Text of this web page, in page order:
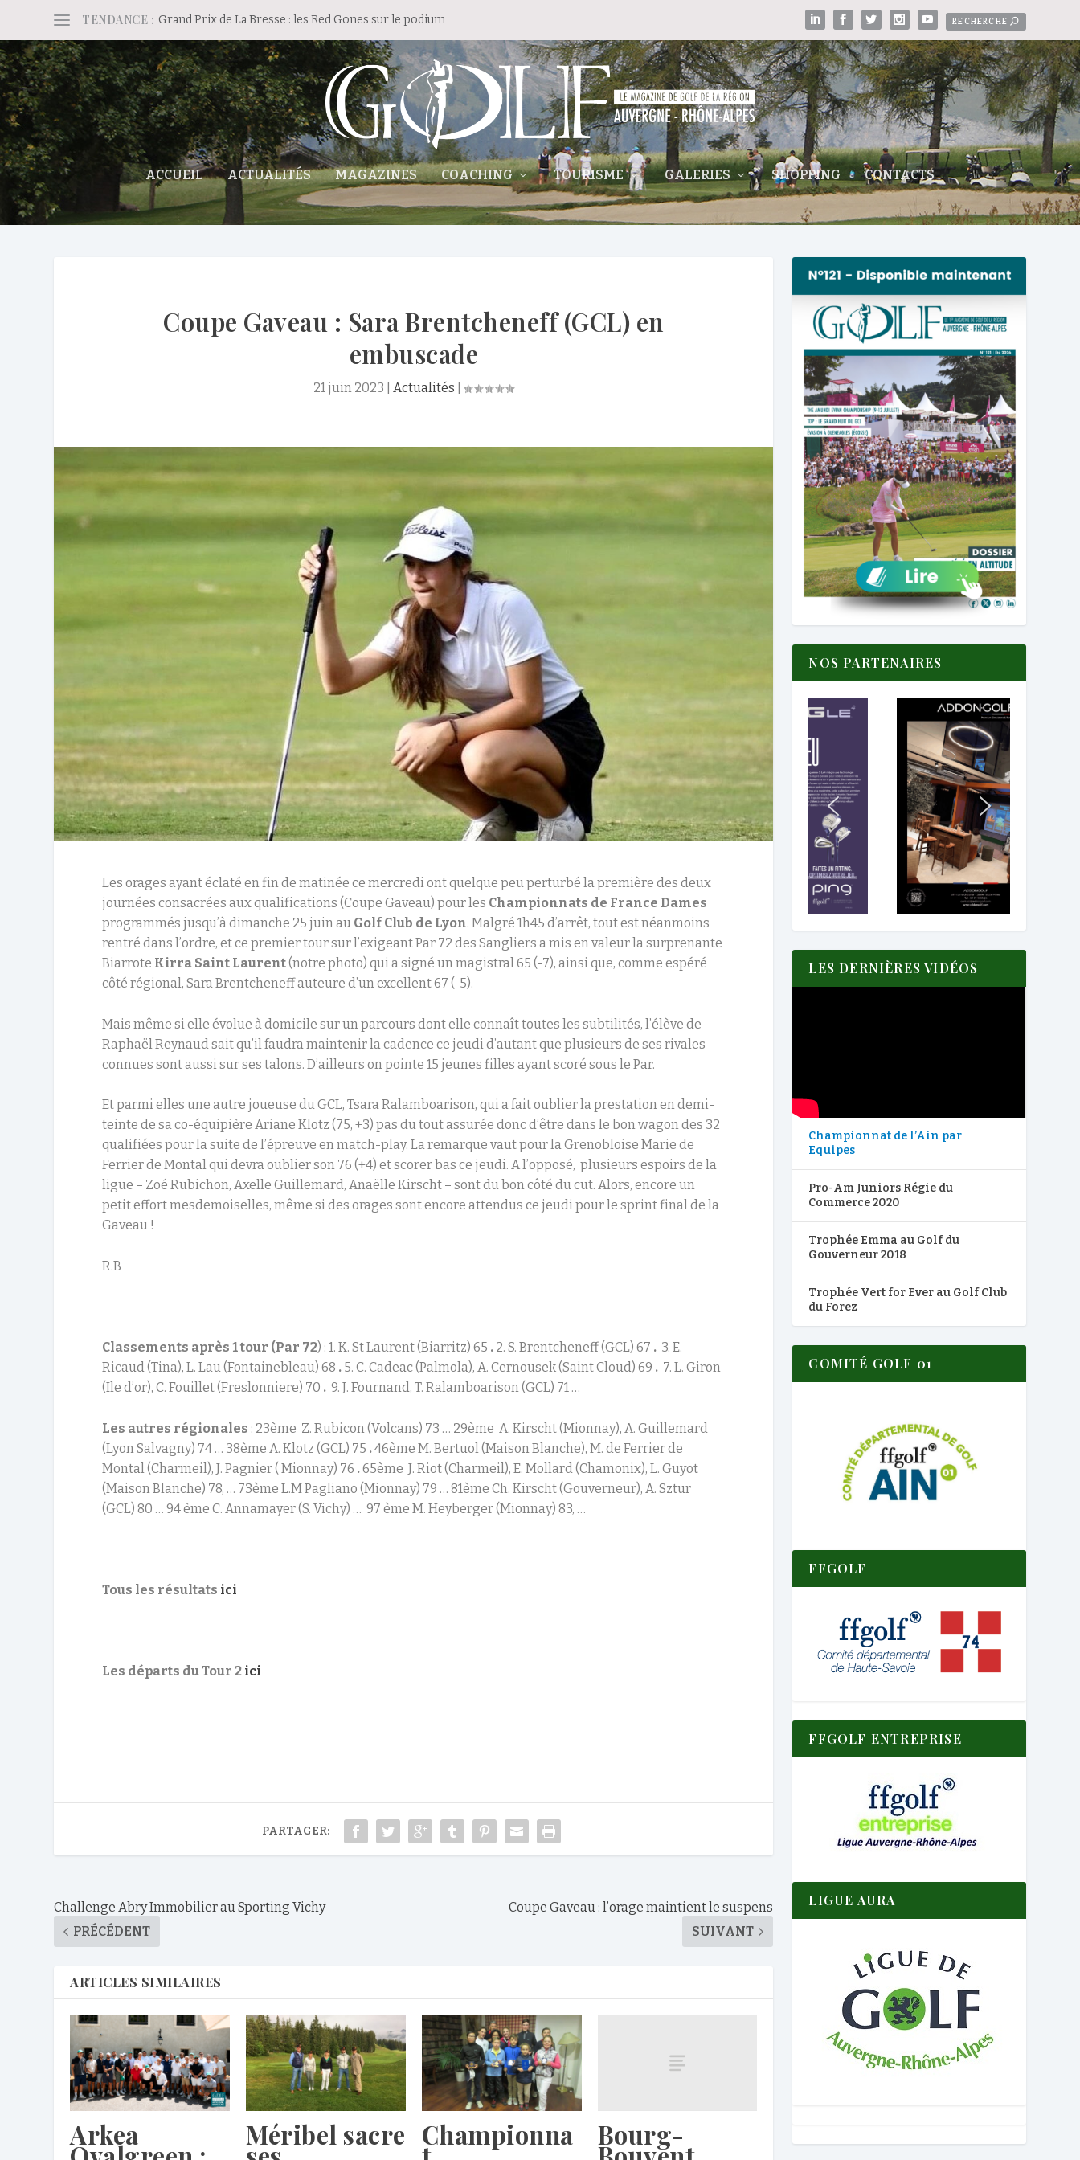
TENDANCE : Grand Prix de La Bresse : les Red Gones sur le podium
ACCUEIL ACTUALITÉS MAGAZINES COACHING TOURISME GALERIES SHOPPING CONTACTS
Coupe Gaveau : Sara Brentcheneff (GCL) en
embuscade
21 juin 2023 |Actualités |
Les orages ayant éclaté en fin de matinée ce mercredi ont quelque peu perturbé la première des deux
journées consacrées aux qualifications (Coupe Gaveau) pour les Championnats de France Dames
programmés jusqu’à dimanche 25 juin au Golf Club de Lyon. Malgré 1h45 d’arrêt, tout est néanmoins
rentré dans l’ordre, et ce premier tour sur l’exigeant Par 72 des Sangliers a mis en valeur la surprenante
Biarrote Kirra Saint Laurent(notre photo) qui a signé un magistral 65 (-7), ainsi que, comme espéré
côté régional, Sara Brentcheneff auteure d’un excellent 67 (-5).
Mais même si elle évolue à domicile sur un parcours dont elle connaît toutes les subtilités, l’élève de
Raphaël Reynaud sait qu’il faudra maintenir la cadence ce jeudi d’autant que plusieurs de ses rivales
connues sont aussi sur ses talons. D’ailleurs on pointe 15 jeunes filles ayant scoré sous le Par.
Et parmi elles une autre joueuse du GCL, Tsara Ralamboarison, qui a fait oublier la prestation en demi-
teinte de sa co-équipière Ariane Klotz (75, +3) pas du tout assurée donc d’être dans le bon wagon des 32
qualifiées pour la suite de l’épreuve en match-play. La remarque vaut pour la Grenobloise Marie de
Ferrier de Montal qui devra oublier son 76 (+4) et scorer bas ce jeudi. A l’opposé, plusieurs espoirs de la
ligue – Zoé Rubichon, Axelle Guillemard, Anaëlle Kirscht – sont du bon côté du cut. Alors, encore un
petit effort mesdemoiselles, même si des orages sont encore attendus ce jeudi pour le sprint final de la
Gaveau !
R.B
Classements après 1 tour (Par 72) : 1. K. St Laurent (Biarritz) 65 . 2. S. Brentcheneff (GCL) 67 . 3. E.
Ricaud (Tina), L. Lau (Fontainebleau) 68 . 5. C. Cadeac (Palmola), A. Cernousek (Saint Cloud) 69 . 7. L. Giron
(Ile d’or), C. Fouillet (Freslonniere) 70 . 9. J. Fournand, T. Ralamboarison (GCL) 71 …
Les autres régionales : 23ème Z. Rubicon (Volcans) 73 … 29ème A. Kirscht (Mionnay), A. Guillemard
(Lyon Salvagny) 74 … 38ème A. Klotz (GCL) 75 .46ème M. Bertuol (Maison Blanche), M. de Ferrier de
Montal (Charmeil), J. Pagnier ( Mionnay) 76 .65ème J. Riot (Charmeil), E. Mollard (Chamonix), L. Guyot
(Maison Blanche) 78, … 73ème L.M Pagliano (Mionnay) 79 … 81ème Ch. Kirscht (Gouverneur), A. Sztur
(GCL) 80 … 94ème C. Annamayer (S. Vichy) … 97 ème M. Heyberger (Mionnay) 83, …
Tous les résultats ici
Les départs du Tour 2 ici
PARTAGER:
Challenge Abry Immobilier au Sporting Vichy
PRÉCÉDENT
Coupe Gaveau : l’orage maintient le suspens
SUIVANT
ARTICLES SIMILAIRES
Arkea Méribel sacre Championna Bourg-
NOS PARTENAIRES
LES DERNIÈRES VIDÉOS
Championnat de l’Ain par
Equipes
Pro-Am Juniors Régie du
Commerce 2020
Trophée Emma au Golf du
Gouverneur 2018
Trophée Vert for Ever au Golf Club
du Forez
COMITÉ GOLF 01
FFGOLF
FFGOLF ENTREPRISE
LIGUE AURA